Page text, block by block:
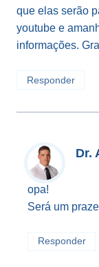
que elas serão
youtube e
informações.
Responder
Dr.
opa!
Será um
Responder